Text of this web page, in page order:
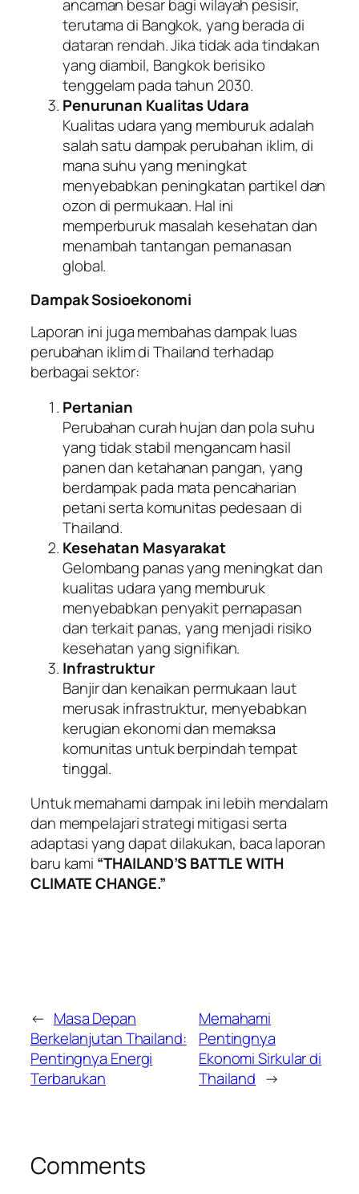
ancaman besar bagi wilayah pesisir,
terutama di Bangkok, yang berada di
dataran rendah. Jika tidak ada tindakan
yang diambil, Bangkok berisiko
tenggelam pada tahun 2030.
Penurunan Kualitas Udara
Kualitas udara yang memburuk adalah
salah satu dampak perubahan iklim, di
mana suhu yang meningkat
menyebabkan peningkatan partikel dan
ozon di permukaan. Hal ini
memperburuk masalah kesehatan dan
menambah tantangan pemanasan
global.
Dampak Sosioekonomi
Laporan ini juga membahas dampak luas
perubahan iklim di Thailand terhadap
berbagai sektor:
Pertanian
Perubahan curah hujan dan pola suhu
yang tidak stabil mengancam hasil
panen dan ketahanan pangan, yang
berdampak pada mata pencaharian
petani serta komunitas pedesaan di
Thailand.
Kesehatan Masyarakat
Gelombang panas yang meningkat dan
kualitas udara yang memburuk
menyebabkan penyakit pernapasan
dan terkait panas, yang menjadi risiko
kesehatan yang signifikan.
Infrastruktur
Banjir dan kenaikan permukaan laut
merusak infrastruktur, menyebabkan
kerugian ekonomi dan memaksa
komunitas untuk berpindah tempat
tinggal.
Untuk memahami dampak ini lebih mendalam
dan mempelajari strategi mitigasi serta
adaptasi yang dapat dilakukan, baca laporan
baru kami “THAILAND’S BATTLE WITH
CLIMATE CHANGE.”
← Masa Depan
Berkelanjutan Thailand:
Pentingnya Energi
Terbarukan
Memahami
Pentingnya
Ekonomi Sirkular di
Thailand →
Comments